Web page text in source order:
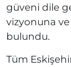
güveni dile
vizyonuna
bulundu.
Tüm